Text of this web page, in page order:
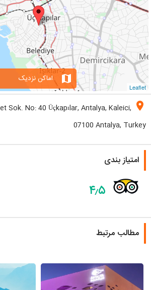
Leaflet
map اماکن نزدیک
location_on
Sok. No: 40 Üçkapılar, Antalya, Kaleici,
07100 Antalya, Turkey
امتیاز بندی
۴٫۵
مطالب مرتبط